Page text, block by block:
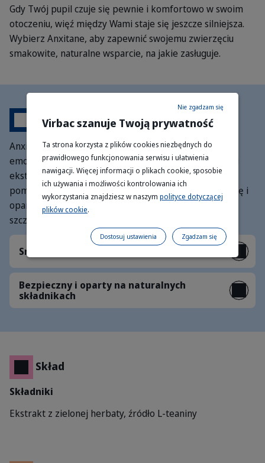
Gdy Twój pupil czuje się pewnie i komfortowo w swoim
otoczeniu, więź między Wami staje się jeszcze silniejsza.
Wybierz Anxitane, aby zapewnić swojemu zwierzęciu
smakowite, naturalne wsparcie, na jakie zasługuje.
Korzyści
Anxitane to naturalny sposób na wsparcie dobrostanu
emocjonalnego Twojego pupila dzięki wysokiej jakości
ekstraktowi z zielonej herbaty. Te smakowite tabletki
pomagają psom i kotom zachować codzienną harmonię i
opanowanie podczas zmian w otoczeniu, dbając o ich
szczęście i aktywny udział w życiu rodziny.
Smaczny i łatwy w podaniu
Bezpieczny i oparty na naturalnych
składnikach
Skład
Składniki
Ekstrakt z zielonej herbaty, źródło L-teaniny
Virbac szanuje Twoją prywatność
Ta strona korzysta z plików cookies niezbędnych do
prawidłowego funkcjonowania serwisu i ułatwienia
nawigacji. Więcej informacji o plikach cookie, sposobie
ich używania i możliwości kontrolowania ich
wykorzystania znajdziesz w naszym polityce dotyczącej
plików cookie.
Nie zgadzam się
Zgadzam się
Dostosuj ustawienia